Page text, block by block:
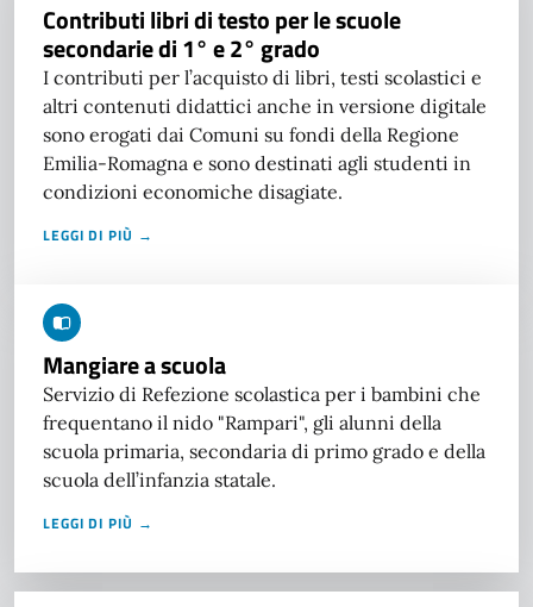
Contributi libri di testo per le scuole
secondarie di 1° e 2° grado
I contributi per l’acquisto di libri, testi scolastici e
altri contenuti didattici anche in versione digitale
sono erogati dai Comuni su fondi della Regione
Emilia-Romagna e sono destinati agli studenti in
condizioni economiche disagiate.
LEGGI DI PIÙ →
Mangiare a scuola
Servizio di Refezione scolastica per i bambini che
frequentano il nido "Rampari", gli alunni della
scuola primaria, secondaria di primo grado e della
scuola dell’infanzia statale.
LEGGI DI PIÙ →